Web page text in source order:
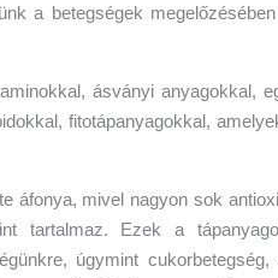
a betegségek
ásványi anyagokkal,
fitotápanyagokkal,
áfonya, mivel nagyon sok
tartalmaz. Ezek a
úgymint